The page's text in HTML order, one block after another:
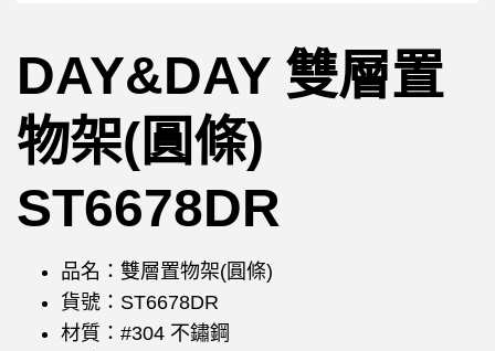
DAY&DAY 雙層置
物架(圓條)
ST6678DR
品名：雙層置物架(圓條)
貨號：ST6678DR
材質：#304 不鏽鋼